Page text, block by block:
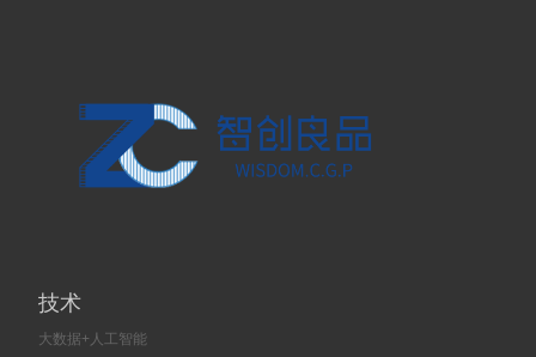
技术
大数据+人工智能